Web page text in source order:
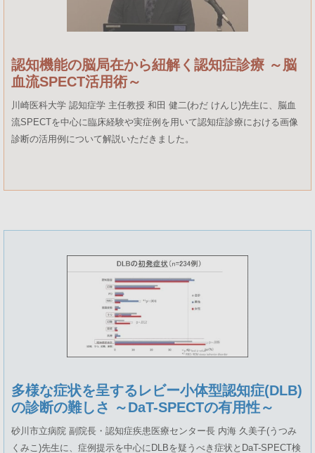
認知機能の脳局在から紐解く認知症診療 ～脳
血流SPECT活用術～
川崎医科大学 認知症学 主任教授 和田 健二(わだ けんじ)先生に、脳血
流SPECTを中心に臨床経験や実症例を用いて認知症診療における画像
診断の活用例について解説いただきました。
多様な症状を呈するレビー小体型認知症(DLB)
の診断の難しさ ～DaT-SPECTの有用性～
砂川市立病院 副院長・認知症疾患医療センター長 内海 久美子(うつみ
くみこ)先生に、症例提示を中心にDLBを疑うべき症状とDaT-SPECT検